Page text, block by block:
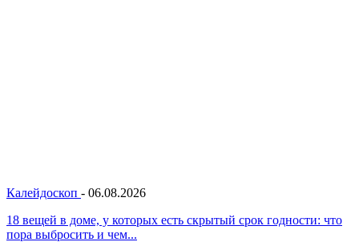
Калейдоскоп - 06.08.2026
18 вещей в доме, у которых есть скрытый срок годности: что
пора выбросить и чем...